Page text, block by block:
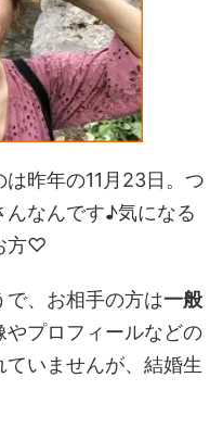
昨年の11月23日。つ
んなんです♪気になる
方♡
、お相手の方は一般
プロフィールなどの
いませんが、結婚生